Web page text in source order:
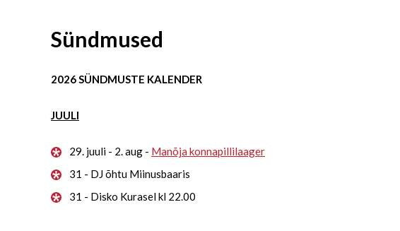
Sündmused
2026 SÜNDMUSTE KALENDER
JUULI
29. juuli - 2. aug - Manõja konnapillilaager
31 - DJ õhtu Miinusbaaris
31 - Disko Kurasel kl 22.00